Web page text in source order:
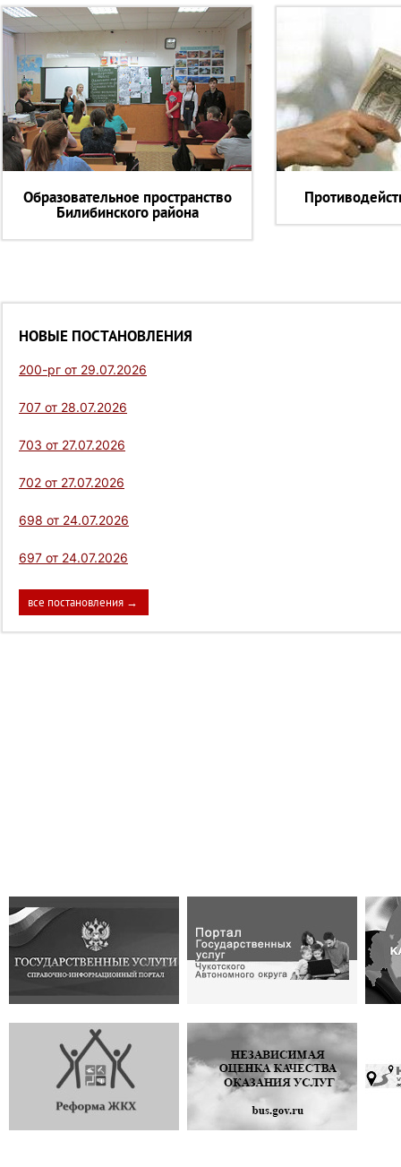
Образовательное пространство
Билибинского района
НОВЫЕ ПОСТАНОВЛЕНИЯ
200-рг от 29.07.2026
707 от 28.07.2026
703 от 27.07.2026
702 от 27.07.2026
698 от 24.07.2026
697 от 24.07.2026
все постановления →